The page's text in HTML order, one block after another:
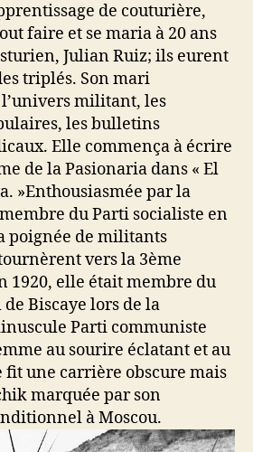
de couturière,
faire et se maria à 20 ans
Julian Ruiz; ils eurent
triplés. Son mari
militant, les
les bulletins
Elle commença à écrire
de la Pasionaria dans « El
»Enthousiasmée par la
du Parti socialiste en
poignée de militants
vers la 3ème
1920, elle était membre du
Biscaye lors de la
Parti communiste
au sourire éclatant et au
une carrière obscure mais
marquée par son
à Moscou.